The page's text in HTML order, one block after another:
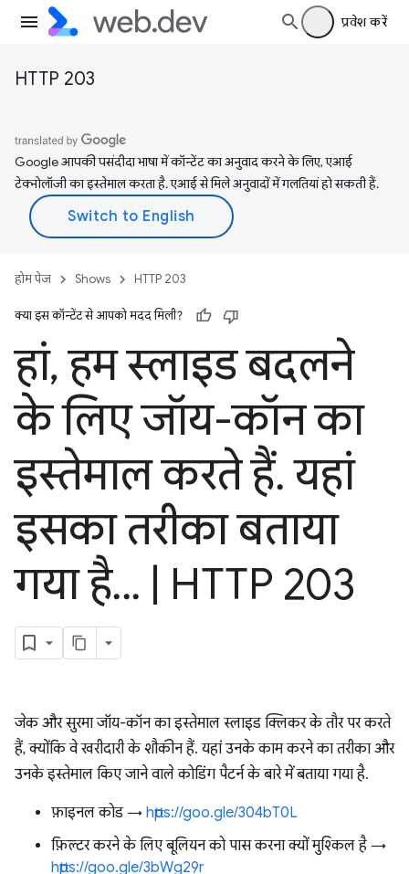
प्रवेश करें
HTTP 203
Google आपकी पसंदीदा भाषा में कॉन्टेंट का अनुवाद करने के लिए, एआई
टेक्नोलॉजी का इस्तेमाल करता है. एआई से मिले अनुवादों में गलतियां हो सकती हैं.
होम पेज Shows HTTP 203
क्या इस कॉन्टेंट से आपको मदद मिली?
हां,हम स्लाइड बदलने
के लिए जॉय-कॉन का
इस्तेमाल करते हैं.यहां
इसका तरीका बताया
गया है... HTTP 203
जेक और सुरमा जॉय-कॉन का इस्तेमाल स्लाइड क्लिकर के तौर पर करते
हैं, क्योंकि वे खरीदारी के शौकीन हैं. यहां उनके काम करने का तरीका और
उनके इस्तेमाल किए जाने वाले कोडिंग पैटर्न के बारे में बताया गया है.
फ़ाइनल कोड → https://goo.gle/304bT0L
फ़िल्टर करने के लिए बूलियन को पास करना क्यों मुश्किल है →
https://goo.gle/3bWg29r